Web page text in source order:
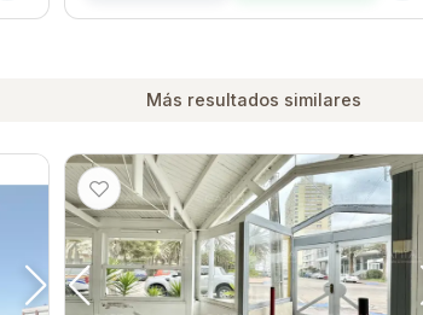
Más resultados similares